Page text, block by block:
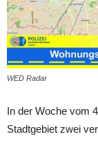
WED Radar
In der Woche vom
Stadtgebiet zwei